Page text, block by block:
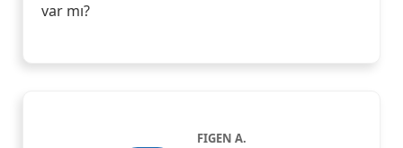
var mı?
FIGEN A.